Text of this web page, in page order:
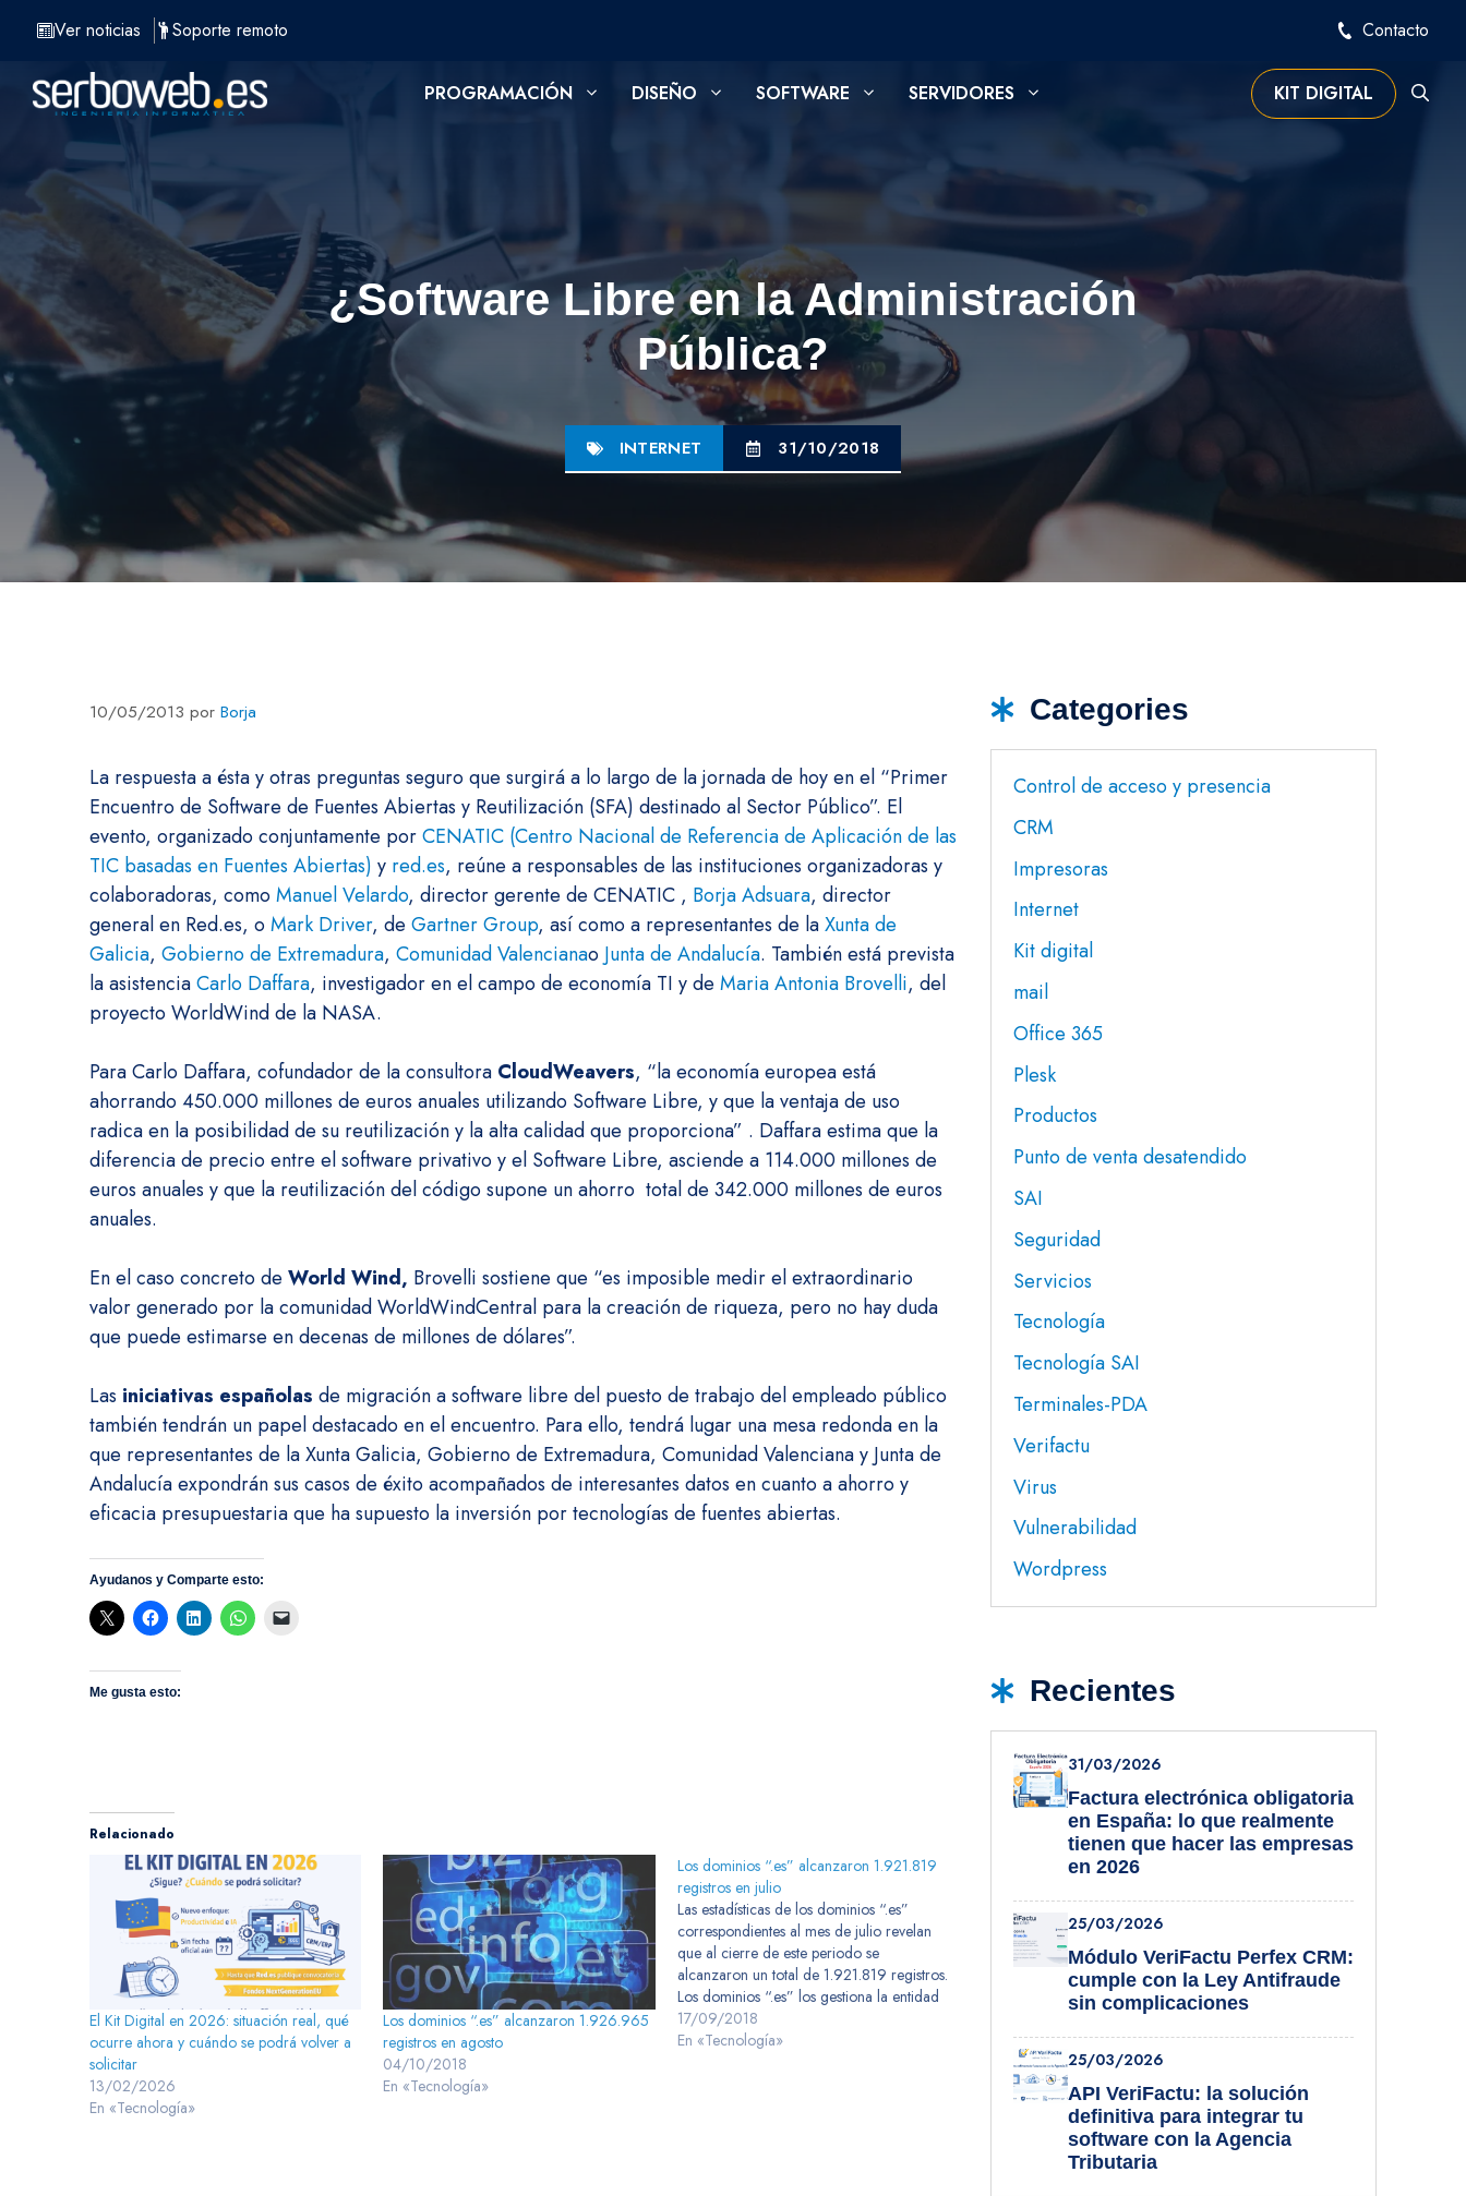
Ver noticias Soporte remoto Contacto
PROGRAMACIÓN DISEÑO SOFTWARE SERVIDORES KIT DIGITAL
¿Software Libre en la Administración
Pública?
INTERNET 31/10/2018
10/05/2013 por Borja
La respuesta a ésta y otras preguntas seguro que surgirá a lo largo de la jornada de hoy en el “Primer
Encuentro de Software de Fuentes Abiertas y Reutilización (SFA) destinado al Sector Público”. El
evento, organizado conjuntamente porCENATIC (Centro Nacional de Referencia de Aplicación de las
TIC basadas en Fuentes Abiertas) y red.es, reúne a responsables de las instituciones organizadoras y
colaboradoras, como Manuel Velardo, director gerente de CENATIC , Borja Adsuara, director
general en Red.es, o Mark Driver, de Gartner Group, así como a representantes de laXunta de
Galicia, Gobierno de Extremadura, Comunidad Valencianao Junta de Andalucía. También está prevista
la asistenciaCarlo Daffara, investigador en el campo de economía TI y de Maria Antonia Brovelli, del
proyecto WorldWind de la NASA.
Para Carlo Daffara, cofundador de la consultora CloudWeavers, “la economía europea está
ahorrando 450.000 millones de euros anuales utilizando Software Libre, y que la ventaja de uso
radica en la posibilidad de su reutilización y la alta calidad que proporciona” . Daffara estima que la
diferencia de precio entre el software privativo y el Software Libre, asciende a 114.000 millones de
euros anuales y que la reutilización del código supone un ahorro total de 342.000 millones de euros
anuales.
En el caso concreto de World Wind, Brovelli sostiene que “es imposible medir el extraordinario
valor generado por la comunidad WorldWindCentral para la creación de riqueza, pero no hay duda
que puede estimarse en decenas de millones de dólares”.
Las iniciativas españolas de migración a software libre del puesto de trabajo del empleado público
también tendrán un papel destacado en el encuentro. Para ello, tendrá lugar una mesa redonda en la
que representantes de la Xunta Galicia, Gobierno de Extremadura, Comunidad Valenciana y Junta de
Andalucía expondrán sus casos de éxito acompañados de interesantes datos en cuanto a ahorro y
eficacia presupuestaria que ha supuesto la inversión por tecnologías de fuentes abiertas.
Ayudanos y Comparte esto:
Me gusta esto:
Relacionado
El Kit Digital en 2026: situación real, qué
ocurre ahora y cuándo se podrá volver a
solicitar
13/02/2026
En «Tecnología»
Los dominios “.es” alcanzaron 1.926.965
registros en agosto
04/10/2018
En «Tecnología»
Los dominios “.es” alcanzaron 1.921.819
registros en julio
Las estadísticas de los dominios “.es”
correspondientes al mes de julio revelan
que al cierre de este periodo se
alcanzaron un total de 1.921.819 registros.
Los dominios “.es” los gestiona la entidad
pública Red.es (Ministerio de Economía y
Empresa) y están divididos en distintas
17/09/2018
En «Tecnología»
Categories
Control de acceso y presencia
CRM
Impresoras
Internet
Kit digital
mail
Office 365
Plesk
Productos
Punto de venta desatendido
SAI
Seguridad
Servicios
Tecnología
Tecnología SAI
Terminales-PDA
Verifactu
Virus
Vulnerabilidad
Wordpress
Recientes
31/03/2026
Factura electrónica obligatoria
en España: lo que realmente
tienen que hacer las empresas
en 2026
25/03/2026
Módulo VeriFactu Perfex CRM:
cumple con la Ley Antifraude
sin complicaciones
25/03/2026
API VeriFactu: la solución
definitiva para integrar tu
software con la Agencia
Tributaria